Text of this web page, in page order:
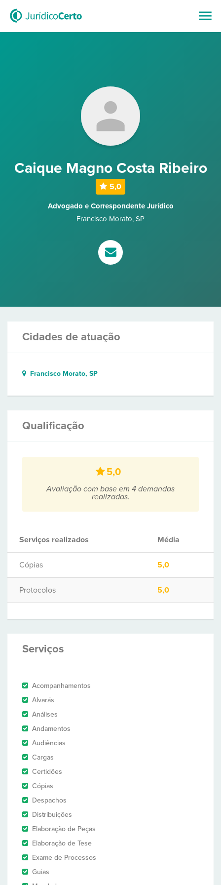
Caique Magno Costa Ribeiro
5,0
Advogado e Correspondente Jurídico
Francisco Morato, SP
Cidades de atuação
Francisco Morato, SP
Qualificação
5,0
Avaliação com base em 4 demandas
realizadas.
Serviços realizados Média
Cópias 5,0
Protocolos 5,0
Serviços
Acompanhamentos
Alvarás
Análises
Andamentos
Audiências
Cargas
Certidões
Cópias
Despachos
Distribuições
Elaboração de Peças
Elaboração de Tese
Exame de Processos
Guias